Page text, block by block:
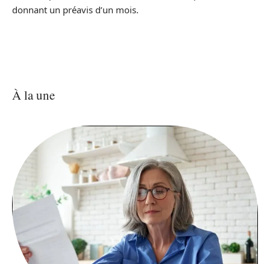
donnant un préavis d’un mois.
À la une